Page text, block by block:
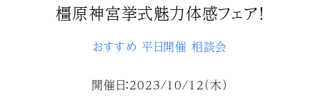
橿原神宮挙式魅力体感フェア！
おすすめ 平日開催 相談会
開催日：2023/10/12（木）